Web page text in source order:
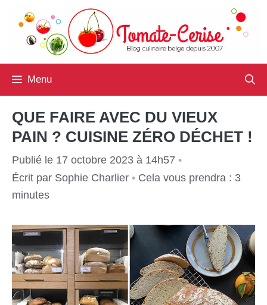
contenu
Menu
QUE FAIRE AVEC DU VIEUX
PAIN ? CUISINE ZÉRO DÉCHET !
Publié le 17 octobre 2023 à 14h57 •
Écrit par Sophie Charlier • Cela vous prendra : 3
minutes